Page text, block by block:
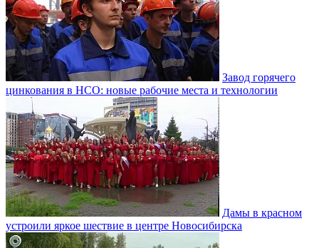
Завод горячего
цинкования в НСО: новые рабочие места и технологии
Дамы в красном
устроили яркое шествие в центре Новосибирска